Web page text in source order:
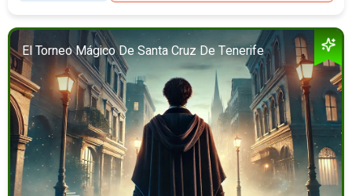
El Torneo Mágico De Santa Cruz De Tenerife